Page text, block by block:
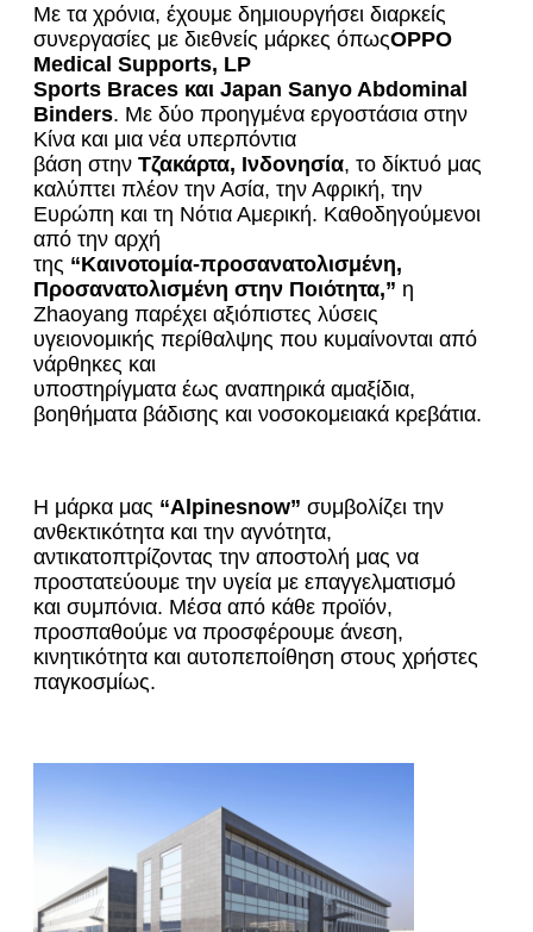
Με τα χρόνια, έχουμε δημιουργήσει διαρκείς
συνεργασίες με διεθνείς μάρκες όπωςOPPO
Medical Supports, LP
Sports Braces και Japan Sanyo Abdominal
Binders. Με δύο προηγμένα εργοστάσια στην
Κίνα και μια νέα υπερπόντια
βάση στην Τζακάρτα, Ινδονησία, το δίκτυό μας
καλύπτει πλέον την Ασία, την Αφρική, την
Ευρώπη και τη Νότια Αμερική. Καθοδηγούμενοι
από την αρχή
της “Καινοτομία-προσανατολισμένη,
Προσανατολισμένη στην Ποιότητα,” η
Zhaoyang παρέχει αξιόπιστες λύσεις
υγειονομικής περίθαλψης που κυμαίνονται από
νάρθηκες και
υποστηρίγματα έως αναπηρικά αμαξίδια,
βοηθήματα βάδισης και νοσοκομειακά κρεβάτια.
Η μάρκα μας “Alpinesnow” συμβολίζει την
ανθεκτικότητα και την αγνότητα,
αντικατοπτρίζοντας την αποστολή μας να
προστατεύουμε την υγεία με επαγγελματισμό
και συμπόνια. Μέσα από κάθε προϊόν,
προσπαθούμε να προσφέρουμε άνεση,
κινητικότητα και αυτοπεποίθηση στους χρήστες
παγκοσμίως.